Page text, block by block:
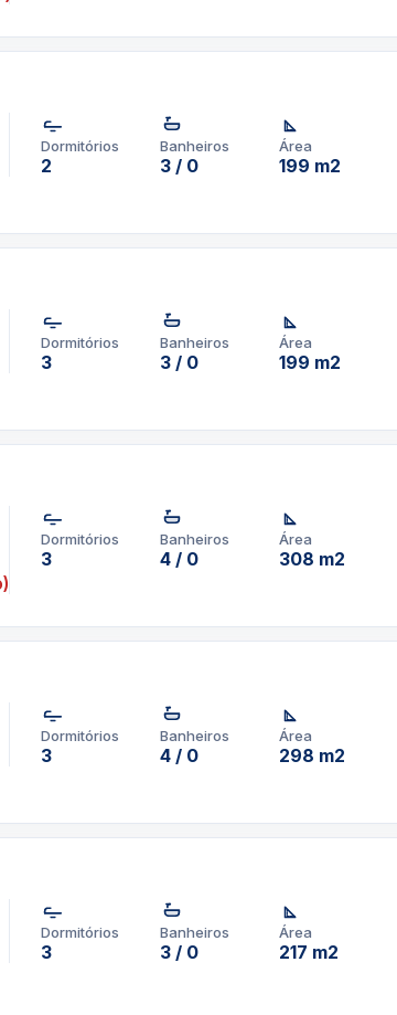
Dormitórios
2
Banheiros
3 / 0
Área
199 m2
Dormitórios
3
Banheiros
3 / 0
Área
199 m2
Dormitórios
3
Banheiros
4 / 0
Área
308 m2
Dormitórios
3
Banheiros
4 / 0
Área
298 m2
Dormitórios
3
Banheiros
3 / 0
Área
217 m2